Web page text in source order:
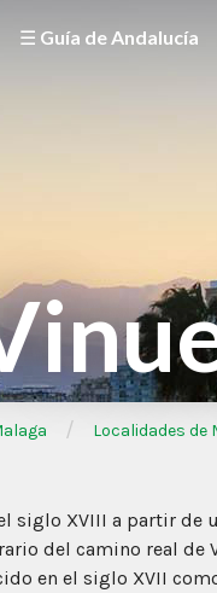
☰ Guía de Andalucía
/ Localidades de
siglo XVIII a partir de
del camino real de
en el siglo XVII